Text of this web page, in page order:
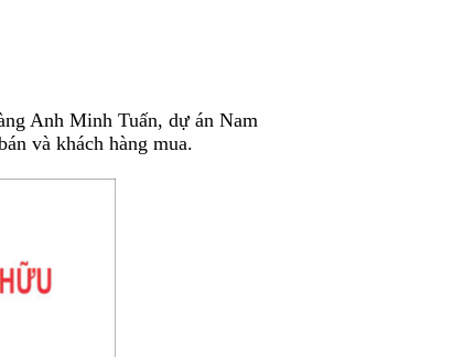
Anh Minh Tuấn, dự án Nam
và khách hàng mua.